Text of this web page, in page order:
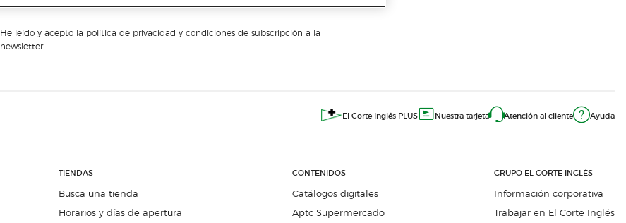
He leído y acepto la política de privacidad y condiciones de subscripción a la
newsletter
El Corte Inglés PLUS Nuestra tarjeta Atención al cliente Ayuda
TIENDAS
Busca una tienda
Horarios y días de apertura
CONTENIDOS
Catálogos digitales
Aptc Supermercado
GRUPO EL CORTE INGLÉS
Información corporativa
Trabajar en El Corte Inglés